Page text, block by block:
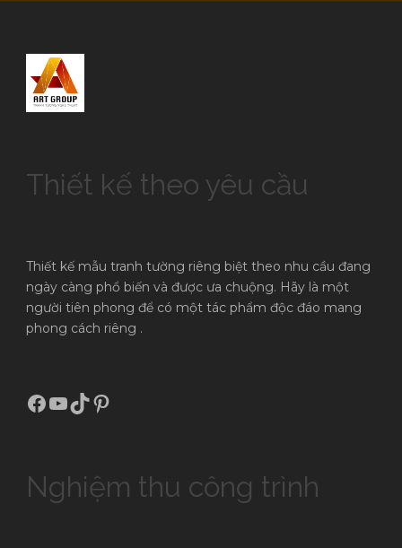
Thiết kế theo yêu cầu
Thiết kế mẫu tranh tường riêng biệt theo nhu cầu đang
ngày càng phổ biến và được ưa chuộng. Hãy là một
người tiên phong để có một tác phẩm độc đáo mang
phong cách riêng .
Facebook
Youtube
TikTok
Pinterest
Nghiệm thu công trình